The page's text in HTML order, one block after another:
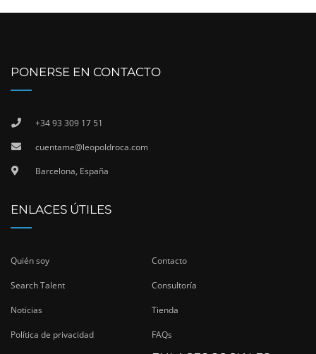
PONERSE EN CONTACTO
+34 93 309 17 51
cuentame@leopoldroca.com
Barcelona, España
ENLACES ÚTILES
Quién soy Contacto
Search Talent Consultoría
Noticias Tienda
Política de privacidad FAQs